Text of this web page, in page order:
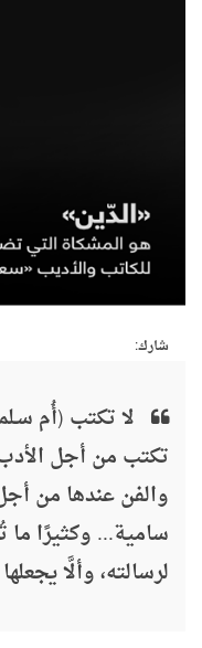
شارك:
لا تكتب (أُم
تكتب من أجل
والفن عندها من
سامية... وكثيرًا
لرسالته، وألَّا